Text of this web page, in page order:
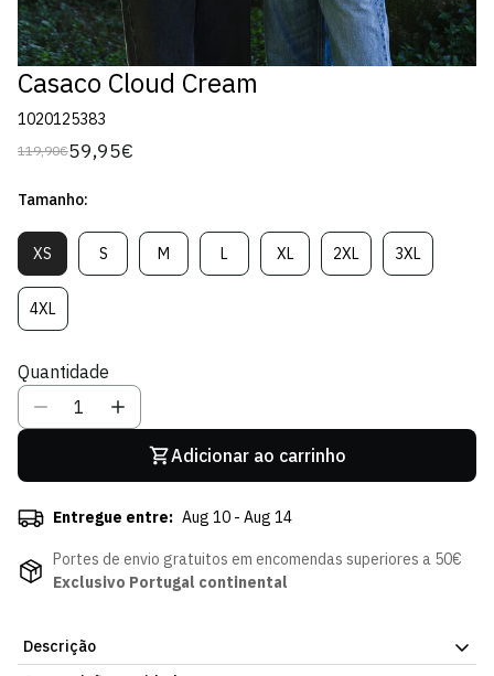
Casaco Cloud Cream
1020125383
Preço
119,90€
Preço
venda
59,95€
Tamanho:
XSVariante
Esgotada
Ou
Indisponível
SVariante
Esgotada
MVariante
Esgotada
LVariante
Esgotada
XLVariante
Esgotada
2XLVariante
Esgotada
3XLVariante
Esgotada
4XLVariante
Esgotada
Indisponível
Quantidade
Adicionar ao carrinho
Entregue entre: Aug 10 - Aug 14
Portes de envio gratuitos em encomendas superiores a 50€
Exclusivo Portugal continental
Descrição